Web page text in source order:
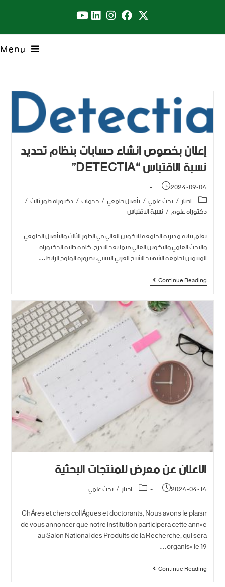
Menu
إعلان بخصوص انشاء حسابات بنظام تحديد
نسبة الاقتباس “DETECTIA”
2024-09-04
اخبار/بحث علمي/تأهيل جامعي/خدمات/دكتوراه طور ثالث/
دكتوراه علوم/نسبة الاقتباس
تعلم نيابة مديرية الجامعة للتكوين العالي في الطور الثالث والتأهيل الجامعي
والبحث العلمي والتكوين العالي فيما بعد التدرج، كافة طلبة الدكتوراه
المنتمين لجامعة الشهيد الشيخ العربي التبسي، بضرورة الولوج للرابط…
Continue Reading
الاعلان عن معرض للمنتجات البحثية
2024-04-14 اخبار/بحث علمي
Chères et chers collègues et doctorants, Nous avons le plaisir
de vous annoncer que notre institution participera cette année
au Salon National des Produits de la Recherche, qui sera
organisé le 19…
Continue Reading